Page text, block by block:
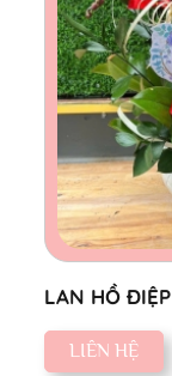
LAN HỒ ĐIỆP
LIÊN HỆ